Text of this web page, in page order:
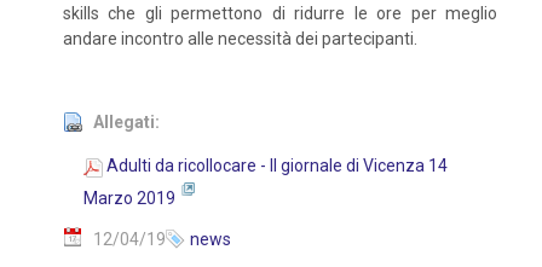
skills che gli permettono di ridurre le ore per meglio
andare incontro alle necessità dei partecipanti.
Allegati:
Adulti da ricollocare - Il giornale di Vicenza 14
Marzo 2019
12/04/19 news